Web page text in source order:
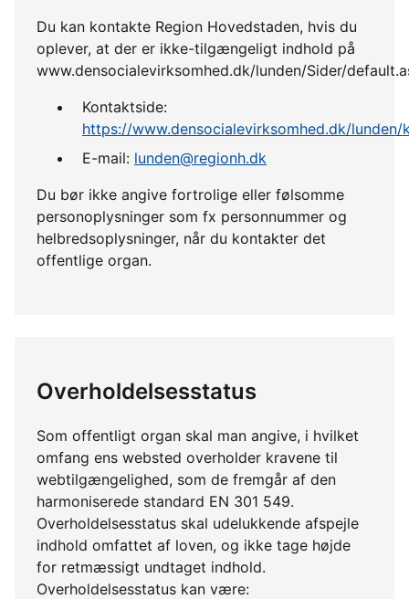
Du kan kontakte Region Hovedstaden, hvis du
oplever, at der er ikke-tilgængeligt indhold på
www.densocialevirksomhed.dk/lunden/Sider/
Kontaktside:
https://www.densocialevirksomhed.dk/
E-mail: lunden@regionh.dk
Du bør ikke angive fortrolige eller følsomme
personoplysninger som fx personnummer og
helbredsoplysninger, når du kontakter det
offentlige organ.
Overholdelsesstatus
Som offentligt organ skal man angive, i hvilket
omfang ens websted overholder kravene til
webtilgængelighed, som de fremgår af den
harmoniserede standard EN 301 549.
Overholdelsesstatus skal udelukkende afspejle
indhold omfattet af loven, og ikke tage højde
for retmæssigt undtaget indhold.
Overholdelsesstatus kan være: